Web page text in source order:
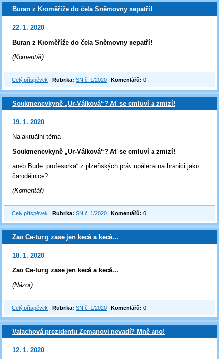
Buran z Kroměříže do čela Sněmovny nepatří!
22. 1. 2020
Buran z Kroměříže do čela Sněmovny nepatří!
(Komentář)
Celý příspěvek |Rubrika: SN č. 1/2020 |Komentářů: 0
Soukmenovkyně „Ur-Válková“? Ať se omluví a zmizí!
19. 1. 2020
Na aktuální téma
Soukmenovkyně „Ur-Válková“? Ať se omluví a zmizí!
aneb Bude „profesorka“ z plzeňských práv upálena na hranici jako
čarodějnice?
(Komentář)
Celý příspěvek |Rubrika: SN č. 1/2020 |Komentářů: 0
Zao Ce-tung zase jen kecá a kecá...
18. 1. 2020
Zao Ce-tung zase jen kecá a kecá...
(Názor)
Celý příspěvek |Rubrika: SN č. 1/2020 |Komentářů: 0
Valachová prezidentu Zemanovi nevadí? Mně ano!
12. 1. 2020